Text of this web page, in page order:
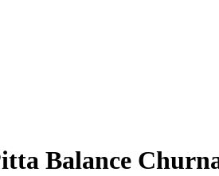
Balance